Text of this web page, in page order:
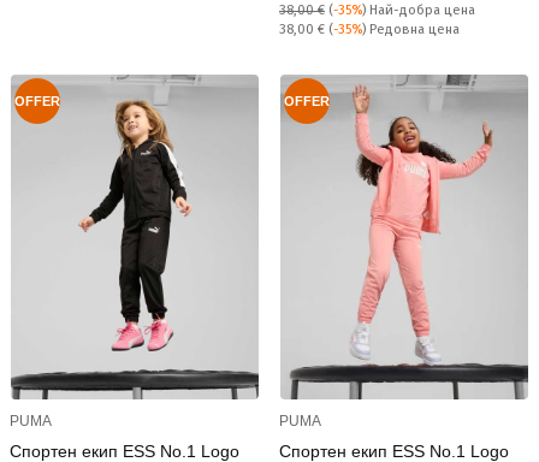
38,00 € (-35%) Най-добра цена
Редовна цена:
38,00 € (-35%) Редовна цена
OFFER
PUMA
Спортен екип ESS No.1 Logo
OFFER
PUMA
Спортен екип ESS No.1 Logo